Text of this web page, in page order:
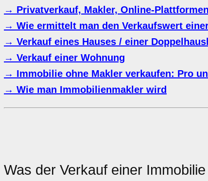
→ Privatverkauf, Makler, Online-Plattformen
→ Wie ermittelt man den Verkaufswert
→ Verkauf eines Hauses / einer
→ Verkauf einer Wohnung
→ Immobilie ohne Makler verkaufen: Pro
→ Wie man Immobilienmakler wird
Was der Verkauf einer